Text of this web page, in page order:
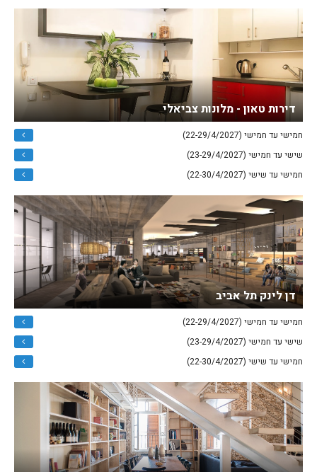
דירות טאון - מלונות צביאלי
חמישי עד חמישי (22-29/4/2027)
שישי עד חמישי (23-29/4/2027)
חמישי עד שישי (22-30/4/2027)
דן לינק תל אביב
חמישי עד חמישי (22-29/4/2027)
שישי עד חמישי (23-29/4/2027)
חמישי עד שישי (22-30/4/2027)